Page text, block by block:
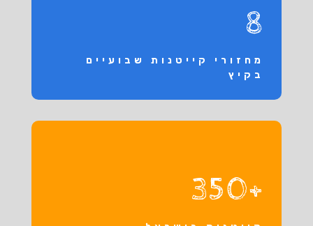
8
מחזורי קייטנות שבועיים
בקיץ
+350